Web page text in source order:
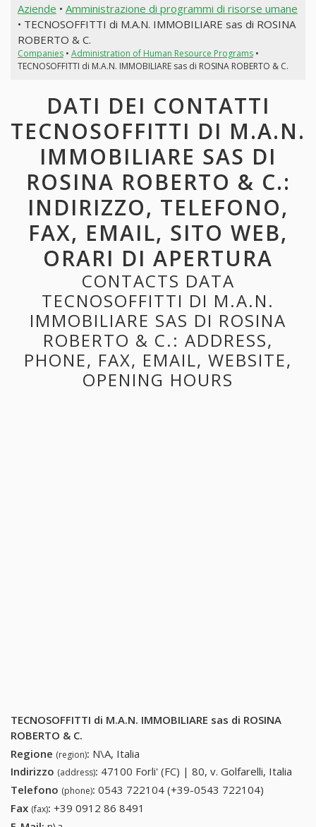
Aziende • Amministrazione di programmi di risorse umane
• TECNOSOFFITTI di M.A.N. IMMOBILIARE sas di ROSINA
ROBERTO & C.
Companies• Administration of Human Resource Programs•
TECNOSOFFITTI di M.A.N. IMMOBILIARE sas di ROSINA ROBERTO & C.
DATI DEI CONTATTI
TECNOSOFFITTI DI M.A.N.
IMMOBILIARE SAS DI
ROSINA ROBERTO & C.:
INDIRIZZO, TELEFONO,
FAX, EMAIL, SITO WEB,
ORARI DI APERTURA
CONTACTS DATA
TECNOSOFFITTI DI M.A.N.
IMMOBILIARE SAS DI ROSINA
ROBERTO & C.: ADDRESS,
PHONE, FAX, EMAIL, WEBSITE,
OPENING HOURS
TECNOSOFFITTI di M.A.N. IMMOBILIARE sas di ROSINA
ROBERTO & C.
Regione (region): N\A, Italia
Indirizzo (address): 47100 Forli' (FC) | 80, v. Golfarelli, Italia
Telefono (phone): 0543 722104 (+39-0543 722104)
Fax (fax): +39 0912 86 8491